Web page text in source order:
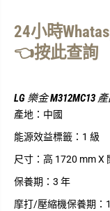
式
壓
縮
機
雪
櫃
壓
縮
機
雪
24小時
👈按此查詢
LG 樂金 M312MC13
產地： 中國
能源效益標籤： 1 級
尺寸： 高 1720 mm X
保養期： 3 年
摩打/壓縮機保養期：